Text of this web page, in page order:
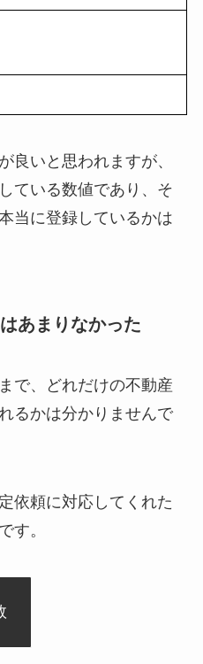
良いと思われますが、
ている数値であり、そ
当に登録しているかは
あまりなかった
で、どれだけの不動産
るかは分かりませんで
依頼に対応してくれた
す。